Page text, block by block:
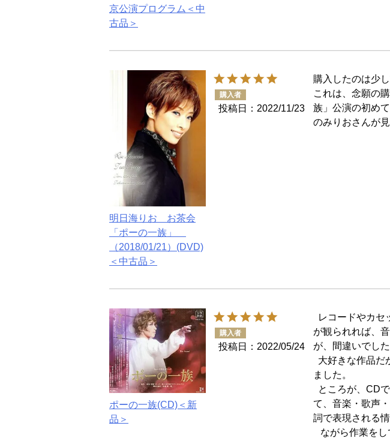
京公演プログラム＜中
古品＞
明日海りお お茶会
「ポーの一族」
（2018/01/21）(DVD)
＜中古品＞
購入者
投稿日 2022/11/23
購入したのは少し
これは、念願の
族」公演の初め
のみりおさんが
ポーの一族(CD)＜新
品＞
購入者
投稿日 2022/05/24
が観られれば、
が、間違いでした
ました。
て、音楽・歌声
詞で表現される